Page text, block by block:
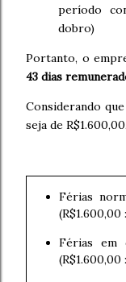
período
dobro)
Portanto, o
43 dias
Considerando
seja de
Férias
(R$1.600,00
Férias
(R$1.600,00